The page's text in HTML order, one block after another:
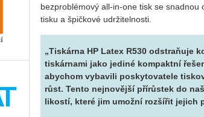
bez­pro­blé­mo­vý all-in-one tisk se
tisku a špič­ko­vé udr­ži­tel­nos­ti.
„Tis­kár­na HP Latex R530 od­st­raňuje
tis­kár­na­mi jako je­di­né kom­pakt­ní
aby­chom vy­ba­vi­li po­sky­to­va­te­le
růst. Tento nej­no­věj­ší pří­růs­tek do
li­kos­tí, které jim umož­ní roz­ší­řit je­jich